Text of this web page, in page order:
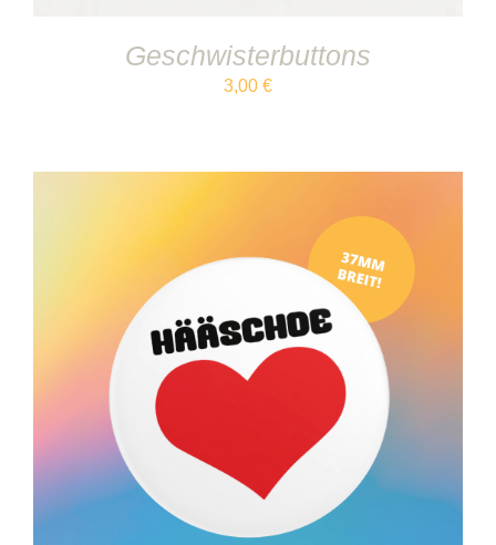
Geschwisterbuttons
3,00 €
IN DEN WARENKORB DETAILS